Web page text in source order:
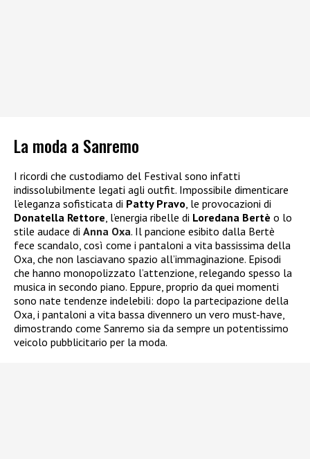
La moda a Sanremo
I ricordi che custodiamo del Festival sono infatti
indissolubilmente legati agli outfit. Impossibile dimenticare
l’eleganza sofisticata di Patty Pravo , le provocazioni di
Donatella Rettore , l’energia ribelle di Loredana Bertè o lo
stile audace di Anna Oxa. Il pancione esibito dalla Bertè
fece scandalo, così come i pantaloni a vita bassissima della
Oxa, che non lasciavano spazio all’immaginazione. Episodi
che hanno monopolizzato l’attenzione, relegando spesso la
musica in secondo piano. Eppure, proprio da quei momenti
sono nate tendenze indelebili: dopo la partecipazione della
Oxa, i pantaloni a vita bassa divennero un vero must-have,
dimostrando come Sanremo sia da sempre un potentissimo
veicolo pubblicitario per la moda.